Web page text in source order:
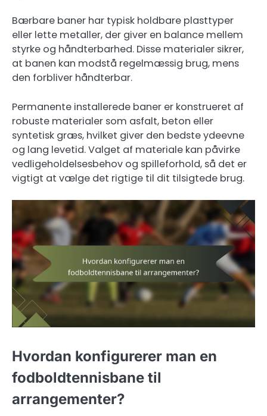
Bærbare baner har typisk holdbare plasttyper
eller lette metaller, der giver en balance mellem
styrke og håndterbarhed. Disse materialer sikrer,
at banen kan modstå regelmæssig brug, mens
den forbliver håndterbar.
Permanente installerede baner er konstrueret af
robuste materialer som asfalt, beton eller
syntetisk græs, hvilket giver den bedste ydeevne
og lang levetid. Valget af materiale kan påvirke
vedligeholdelsesbehov og spilleforhold, så det er
vigtigt at vælge det rigtige til dit tilsigtede brug.
Hvordan konfigurerer man en
fodboldtennisbane til
arrangementer?